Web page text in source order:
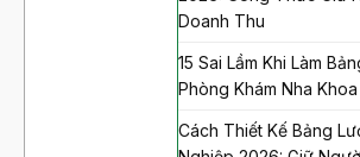
Doanh Thu
15 Sai Lầm Khi Làm
Phòng Khám Nha Khoa
Cách Thiết Kế Bảng